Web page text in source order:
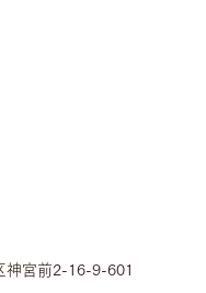
神宮前2-16-9-601